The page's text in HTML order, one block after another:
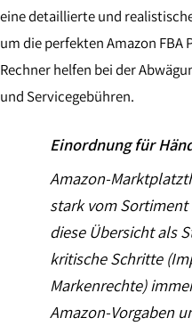
eine detaillierte und
um die perfekten Amazon FBA
Rechner helfen bei der
und Servicegebühren.
Einordnung für
Amazon-
stark vom Sortiment
diese Übersicht als
kritische Schritte
Markenrechte)
Amazon-Vorgaben